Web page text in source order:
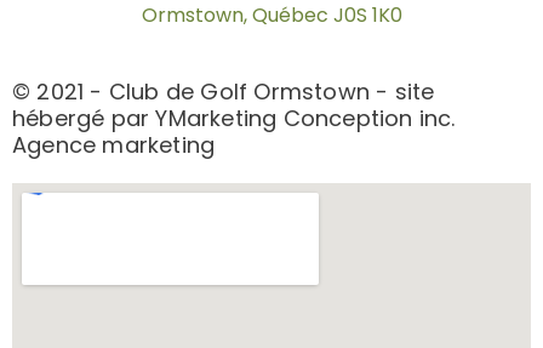
Ormstown, Québec J0S 1K0
© 2021 - Club de Golf Ormstown - site
hébergé par YMarketing Conception inc.
Agence marketing